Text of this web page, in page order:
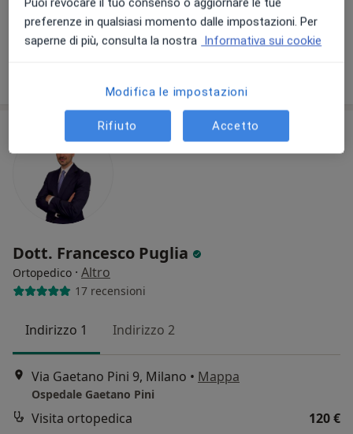
Fisioterapia
Dott. Francesco Puglia
Ortopedico · Altro
17 recensioni
Indirizzo 1 Indirizzo 2
Via Gaetano Pini 9, Milano • Mappa
Ospedale Gaetano Pini
Visita ortopedica
120 €
Puoi revocare il tuo consenso o aggiornare le tue
preferenze in qualsiasi momento dalle impostazioni. Per
saperne di più, consulta la nostra Informativa sui cookie
Modifica le impostazioni
Rifiuto Accetto